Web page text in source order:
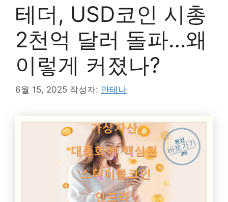
테더, USD코인 시총
2천억 달러 돌파…왜
이렇게 커졌나?
6월 15, 2025 작성자: 안테나
최신
바로가기
코인